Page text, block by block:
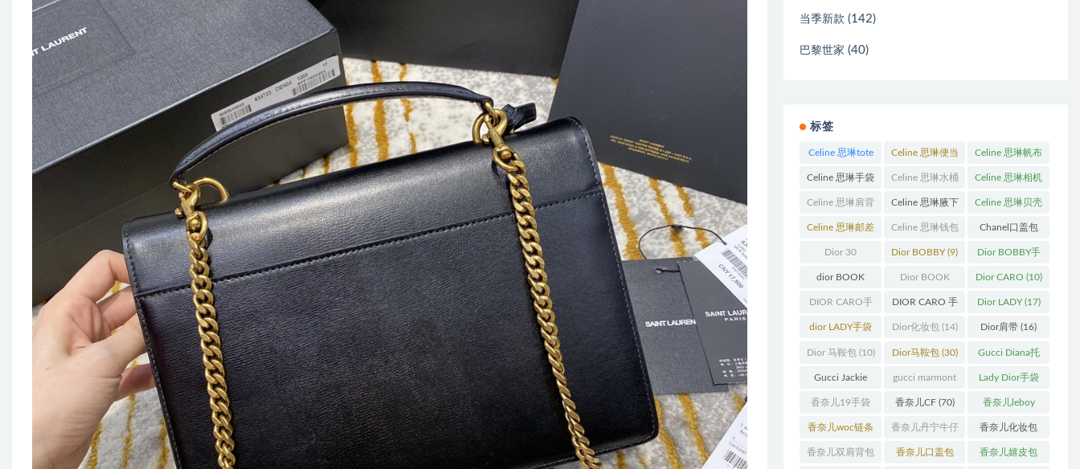
当季新款 (142)
巴黎世家 (40)
标签
Celine 思琳tote
包 (23)
Celine 思琳便当
包 (14)
Celine 思琳帆布
包 (18)
Celine 思琳手袋
(250)
Celine 思琳水桶
包 (55)
Celine 思琳相机
包 (11)
Celine 思琳肩背
包 (12)
Celine 思琳腋下
包 (10)
Celine 思琳贝壳
包(12)
Celine 思琳邮差
包(13)
Celine 思琳钱包
(10)
Chanel口盖包
(13)
Dior 30
Montaigne 蒙田
(31)
Dior BOBBY(9) Dior BOBBY手
袋(26)
dior BOOK
TOTE(12)
Dior BOOK
TOTE手袋(163)
Dior CARO (10)
DIOR CARO手
袋(11)
DIOR CARO 手
袋(31)
Dior LADY(17)
dior LADY手袋
(70)
Dior化妆包(14) Dior肩带 (16)
Dior 马鞍包(10) Dior马鞍包(30) Gucci Diana托
特包(11)
Gucci Jackie
(11)
gucci marmont
系列(19)
Lady Dior手袋
(51)
香奈儿19手袋
(27)
香奈儿CF(70) 香奈儿leboy
(13)
香奈儿woc链条
包 (11)
香奈儿丹宁牛仔
(12)
香奈儿化妆包
(13)
香奈儿双肩背包 香奈儿口盖包 香奈儿嬉皮包